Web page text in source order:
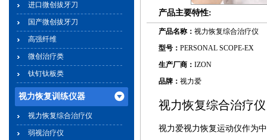
进口微创拔牙刀
国产微创拔牙刀
高强纤维
微创治疗类
钛钉钛板类
视力恢复训练仪器
视力恢复综合治疗仪
弱视治疗仪
产品主要特性:
产品名称： 视力恢复综合治疗仪
型号： PERSONAL SCOPE-EX
生产厂商： IZON
品牌： 视力爱
视力恢复综合治疗仪
视力爱视力恢复运动仪作为